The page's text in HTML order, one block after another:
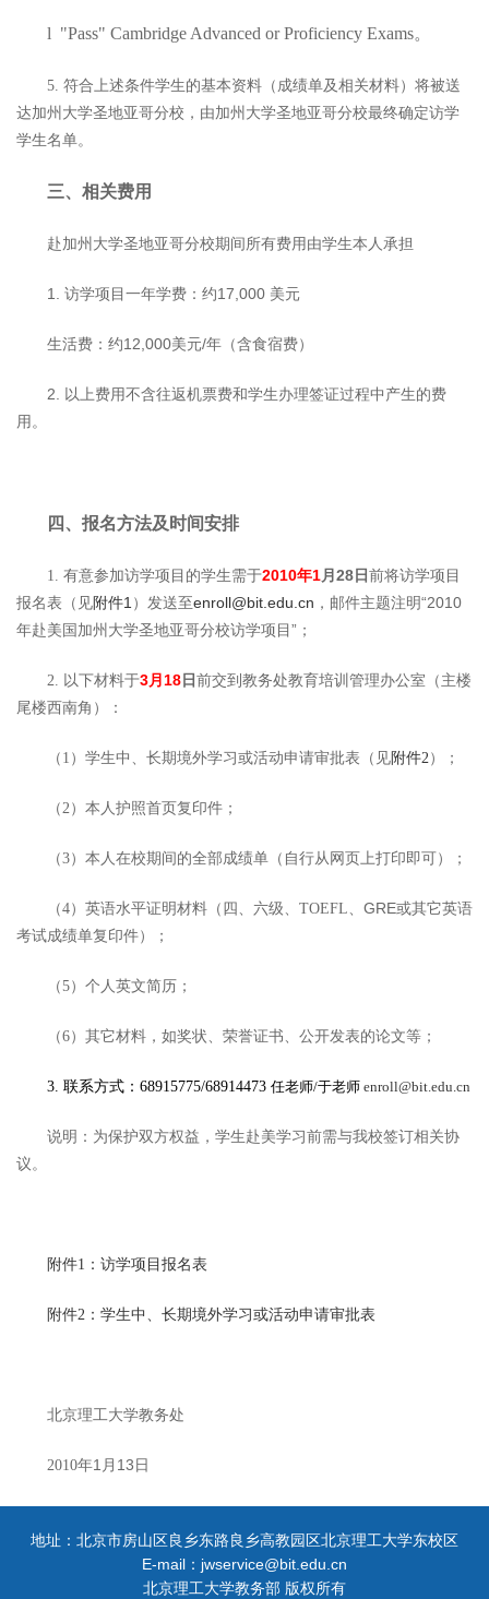
l "Pass" Cambridge Advanced or Proficiency Exams。
5. 符合上述条件学生的基本资料（成绩单及相关材料）将被送
达加州大学圣地亚哥分校，由加州大学圣地亚哥分校最终确定访学
学生名单。
三、相关费用
赴加州大学圣地亚哥分校期间所有费用由学生本人承担
1. 访学项目一年学费：约17,000 美元
生活费：约12,000美元/年（含食宿费）
2.
以上费用不含往返机票费和学生办理签证过程中产生的费
用。
四、报名方法及时间安排
1. 有意参加访学项目的学生需于2010年1月28日前将访学项目
报名表（见附件1 ）发送至enroll@bit.edu.cn ，邮件主题注明“2010
年赴美国加州大学圣地亚哥分校访学项目”；
2. 以下材料于3月18日前交到教务处教育培训管理办公室（主楼
尾楼西南角）：
（1 ）学生中、长期境外学习或活动申请审批表（见附件2 ）；
（2 ）本人护照首页复印件；
（3）本人在校期间的全部成绩单（自行从网页上打印即可）；
（4）英语水平证明材料（四、六级、TOEFL 、GRE或其它英语
考试成绩单复印件）；
（5）个人英文简历；
（6）其它材料，如奖状、荣誉证书、公开发表的论文等；
3. 联系方式：68915775/68914473 任老师/于老师 enroll@bit.edu.cn
说明：为保护双方权益，学生赴美学习前需与我校签订相关协
议。
附件1 ：访学项目报名表
附件2 ：学生中、长期境外学习或活动申请审批表
北京理工大学教务处
2010年1 月13日
地址：北京市房山区良乡东路良乡高教园区北京理工大学东校区
E-mail：jwservice@bit.edu.cn
北京理工大学教务部 版权所有